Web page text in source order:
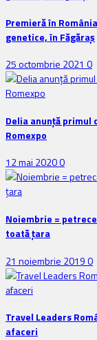
Premieră în
genetice, în Făgăraș
25 octombrie 2021 0
Delia anunţă primul
Romexpo
12 mai 20200
Noiembrie =
toată țara
21 noiembrie 20190
Travel Leaders
afaceri